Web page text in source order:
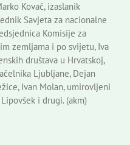
Kovač, izaslanik
Savjeta za nacionalne
Komisije za
zemljama i po svijetu, Iva
društava u Hrvatskoj,
Ljubljane, Dejan
Ivan Molan, umirovljeni
i drugi. (akm)